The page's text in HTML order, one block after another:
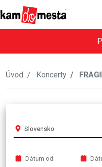
Úvod Koncerty
Slovensko